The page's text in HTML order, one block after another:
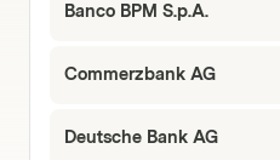
Banco BPM S.p.A.
Commerzbank AG
Deutsche Bank AG